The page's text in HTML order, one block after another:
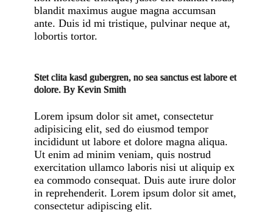
blandit maximus augue magna accumsan
ante. Duis id mi tristique, pulvinar neque at,
lobortis tortor.
Stet clita kasd gubergren, no sea sanctus est labore et
dolore. By Kevin Smith
Lorem ipsum dolor sit amet, consectetur
adipisicing elit, sed do eiusmod tempor
incididunt ut labore et dolore magna aliqua.
Ut enim ad minim veniam, quis nostrud
exercitation ullamco laboris nisi ut aliquip ex
ea commodo consequat. Duis aute irure dolor
in reprehenderit. Lorem ipsum dolor sit amet,
consectetur adipiscing elit.